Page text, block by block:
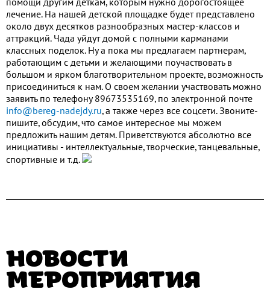
помощи другим деткам, которым нужно дорогостоящее
лечение. На нашей детской площадке будет представлено
около двух десятков разнообразных мастер-классов и
аттракций. Чада уйдут домой с полными карманами
классных поделок. Ну а пока мы предлагаем партнерам,
работающим с детьми и желающими поучаствовать в
большом и ярком благотворительном проекте, возможность
присоединиться к нам. О своем желании участвовать можно
заявить по телефону 89673535169, по электронной почте
info@bereg-nadejdy.ru, а также через все соцсети. Звоните-
пишите, обсудим, что самое интересное мы можем
предложить нашим детям. Приветствуются абсолютно все
инициативы - интеллектуальные, творческие, танцевальные,
спортивные и т.д.
НОВОСТИ
МЕРОПРИЯТИЯ